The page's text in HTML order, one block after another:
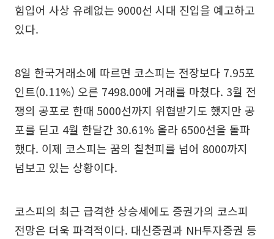
힘입어 사상 유례없는 9000선 시대 진입을 예고하고
있다.
8일 한국거래소에 따르면 코스피는 전장보다 7.95포
인트(0.11%) 오른 7498.00에 거래를 마쳤다. 3월 전
쟁의 공포로 한때 5000선까지 위협받기도 했지만 공
포를 딛고 4월 한달간 30.61% 올라 6500선을 돌파
했다. 이제 코스피는 꿈의 칠천피를 넘어 8000까지
넘보고 있는 상황이다.
코스피의 최근 급격한 상승세에도 증권가의 코스피
전망은 더욱 파격적이다. 대신증권과 NH투자증권 등